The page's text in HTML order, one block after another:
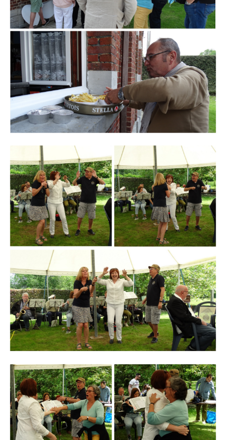
Branding
ARMCHAIR
Branding
ARMCHAIR